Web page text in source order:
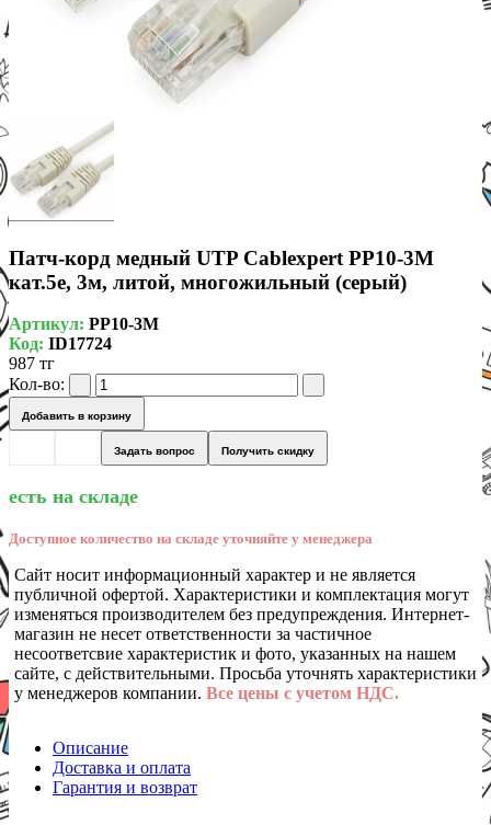
Патч-корд медный UTP Cablexpert PP10-3M
кат.5e, 3м, литой, многожильный (серый)
Артикул: PP10-3M
Код: ID17724
987 тг
Кол-во:
Добавить в корзину
Задать вопрос Получить скидку
есть на складе
Доступное количество на складе уточняйте у менеджера
Сайт носит информационный характер и не является
публичной офертой. Характеристики и комплектация могут
изменяться производителем без предупреждения. Интернет-
магазин не несет ответственности за частичное
несоответсвие характеристик и фото, указанных на нашем
сайте, с действительными. Просьба уточнять характеристики
у менеджеров компании. Все цены с учетом НДС.
Описание
Доставка и оплата
Гарантия и возврат